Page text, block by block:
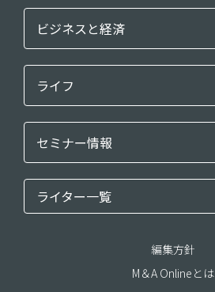
ビジネスと経済
ライフ
セミナー情報
ライター一覧
編集方針
M＆A Onlineとは